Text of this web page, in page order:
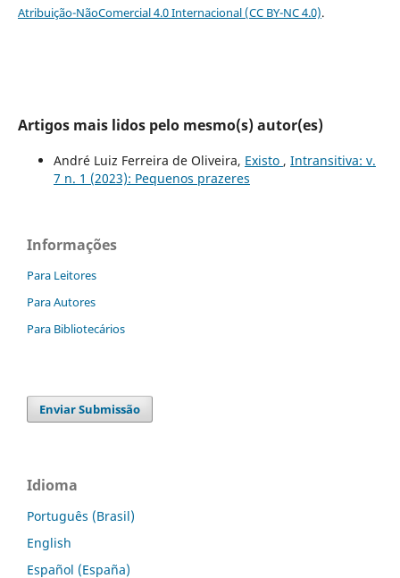
Atribuição-NãoComercial 4.0 Internacional (CC BY-NC 4.0).
Artigos mais lidos pelo mesmo(s) autor(es)
André Luiz Ferreira de Oliveira, Existo , Intransitiva: v.
7 n. 1 (2023): Pequenos prazeres
Informações
Para Leitores
Para Autores
Para Bibliotecários
Enviar Submissão
Idioma
Português (Brasil)
English
Español (España)